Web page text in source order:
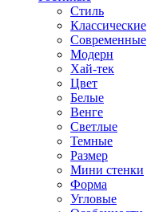
Стиль
Классические
Современные
Модерн
Хай-тек
Цвет
Белые
Венге
Светлые
Темные
Размер
Мини стенки
Форма
Угловые